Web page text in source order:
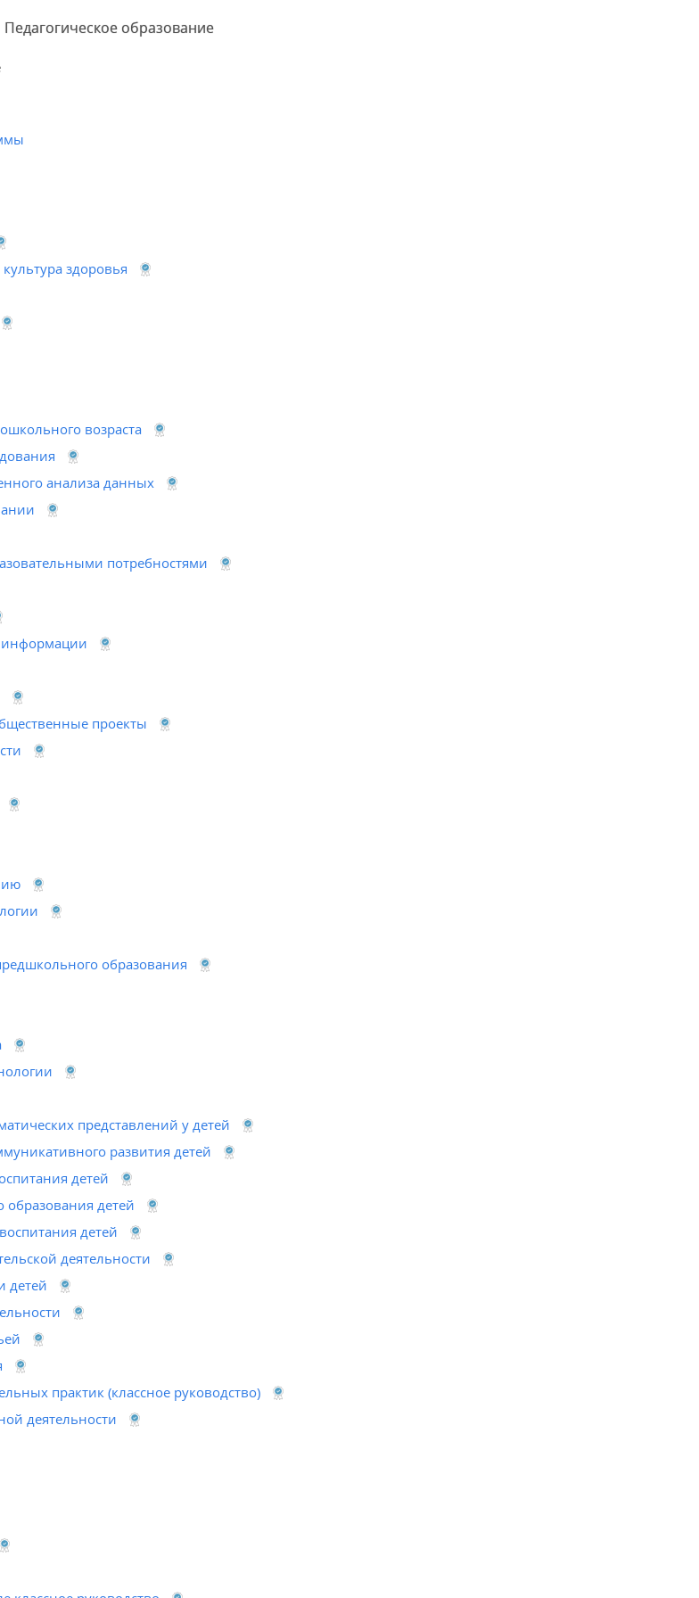
образование
здоровья
возраста
анализа данных
потребностями
информации
проекты
образования
представлений у детей
развития детей
детей
образования детей
детей
деятельности
детей
практик (классное руководство)
деятельности